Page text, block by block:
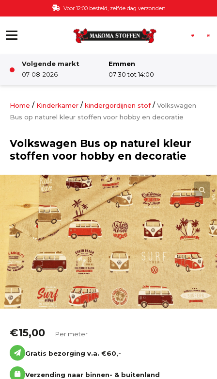
Ga naar de inhoud Voor 12:00 besteld, zelfde dag verzonden
Volgende markt
07-08-2026
Emmen
07:30 tot 14:00
Damesstoffen
Kinderstoffen
Kinderkamer
Katoen
Grootverbruik
Tijdpakker stof
Home / Kinderkamer / kindergordijnen stof/ Volkswagen
Bus op naturel kleur stoffen voor hobby en decoratie
Volkswagen Bus op naturel kleur
stoffen voor hobby en decoratie
€15,00 Per meter
Gratis bezorging v.a. €60,-
Verzending naar binnen- & buitenland